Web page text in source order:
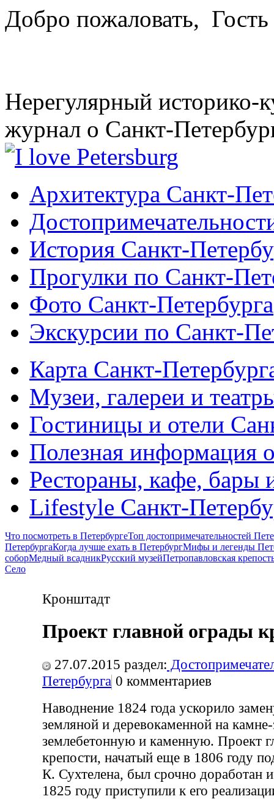
Добро пожаловать, Гость
Нерегулярный историко-
журнал о Санкт-
Архитектура Санкт-
История Санкт-
Прогулки по Санкт-
Фото Санкт-Петербурга
Экскурсии по Санкт-
Карта Санкт-
Музеи, галереи и
Гостиницы и отели
Полезная информация
Рестораны, кафе, бары
Lifestyle Санкт-
Что посмотреть в ПетербургеТоп достопримечательностей
ПетербургаКогда лучше ехать в ПетербургМифы и легенды
соборМедный всадникРусский музейПетропавловская
Село
Кронштадт
Проект главной ограды
27.07.2015 раздел:
Петербурга 0 комментариев
Наводнение 1824 года ускорило
земляной и деревокаменной на
землебетонную и каменную. Проект
крепости, начатый еще в 1806 году
К. Сухтелена, был срочно доработан
1825 году приступили к его